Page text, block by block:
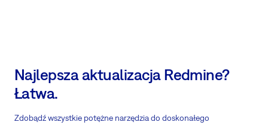
Najlepsza aktualizacja Redmine?
Łatwa.
Zdobądź wszystkie potężne narzędzia do doskonałego